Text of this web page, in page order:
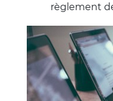
règlement